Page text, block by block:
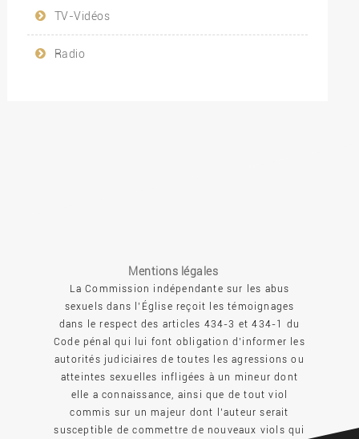
TV-Vidéos
Radio
Mentions légales
La Commission indépendante sur les abus
sexuels dans l’Église reçoit les témoignages
dans le respect des articles 434-3 et 434-1 du
Code pénal qui lui font obligation d’informer les
autorités judiciaires de toutes les agressions ou
atteintes sexuelles infligées à un mineur dont
elle a connaissance, ainsi que de tout viol
commis sur un majeur dont l’auteur serait
susceptible de commettre de nouveaux viols qui